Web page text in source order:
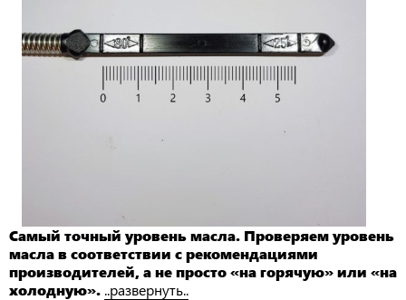
Самый точный уровень масла. Проверяем уровень
масла в соответствии с рекомендациями
производителей, а не просто «на горячую» или «на
холодную». ..развернуть..